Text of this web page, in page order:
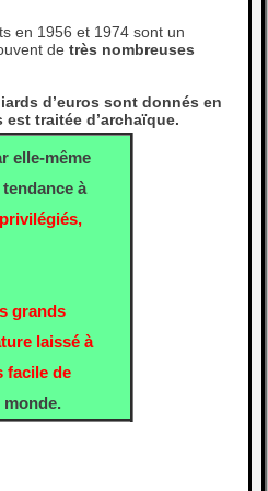
en 1956 et 1974 sont un
de très nombreuses
d’euros sont donnés en
traitée d’archaïque.
elle-même
à
grands
laissé à
facile de